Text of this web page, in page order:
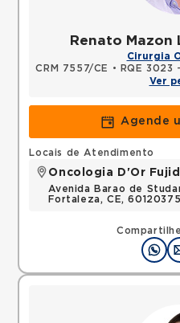
Renato Mazon
Cirurgia
CRM 7557/CE
• RQE 3023
Ver
Agende
Locais de Atendimento
Oncologia D'Or
Avenida Barao de
Fortaleza, CE, 60120375